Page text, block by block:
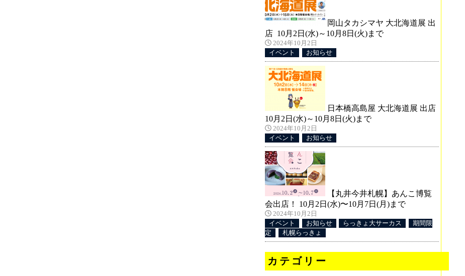
岡山タカシマヤ 大北海道展 出
店 10月2日(水)～10月8日(火)まで
2024年10月2日
イベント
お知らせ
日本橋高島屋 大北海道展 出店
10月2日(水)～10月8日(火)まで
2024年10月2日
イベント
お知らせ
【丸井今井札幌】あんこ博覧
会出店！ 10月2日(水)〜10月7日(月)まで
2024年10月2日
イベント
お知らせ らっきょ大サーカス
期間限
定
札幌らっきょ
カテゴリー